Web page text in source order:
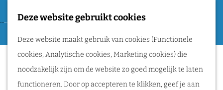
Deze website gebruikt cookies
Deze website maakt gebruik van cookies (Functionele
cookies, Analytische cookies, Marketing cookies) die
noodzakelijk zijn om de website zo goed mogelijk te laten
functioneren. Door op accepteren te klikken, geef je aan
a
F
a
v
o
r
M
e
n
u
Routes
Wandelen
Fietsen
Shallowater